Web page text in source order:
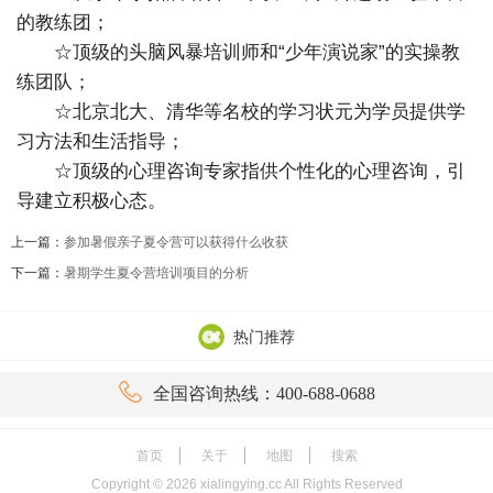
的教练团；
☆顶级的头脑风暴培训师和“少年演说家”的实操教
练团队；
☆北京北大、清华等名校的学习状元为学员提供学
习方法和生活指导；
☆顶级的心理咨询专家指供个性化的心理咨询，引
导建立积极心态。
上一篇： 参加暑假亲子夏令营可以获得什么收获
下一篇： 暑期学生夏令营培训项目的分析
热门推荐
 全国咨询热线：400-688-0688
首页 关于 地图
搜索
Copyright © 2026 xialingying.cc All Rights Reserved